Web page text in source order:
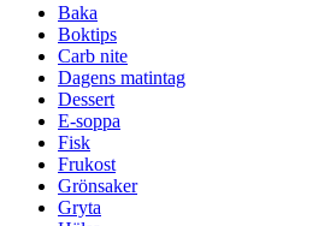
Baka
Boktips
Carb nite
Dagens matintag
Dessert
E-soppa
Fisk
Frukost
Grönsaker
Gryta